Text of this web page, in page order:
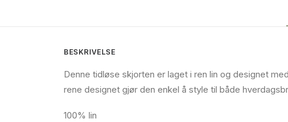
BESKRIVELSE
Denne tidløse skjorten er laget i ren lin og designet
rene designet gjør den enkel å style til både
100% lin